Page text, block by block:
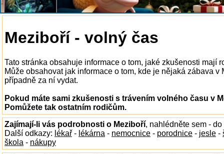
Meziboří - volný čas
Tato stránka obsahuje informace o tom, jaké zkušenosti mají
Může obsahovat jak informace o tom, kde je nějaká zábava
případně za ní vydat.
Pokud máte sami zkušenosti s trávením volného času v
Pomůžete tak ostatním rodičům.
Zajímají-li vás podrobnosti o Meziboří, nahlédněte sem - do
Další odkazy: lékař - lékárna - nemocnice - porodnice - jesle -
škola - nákupy